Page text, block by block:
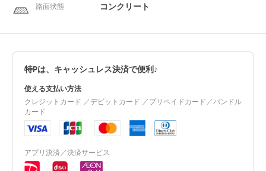
路面状態 コンクリート
特Pは、キャッシュレス決済で便利♪
使える支払い方法
クレジットカード ／デビットカード ／プリペイドカード／バンドル
カード
アプリ決済／決済サービス